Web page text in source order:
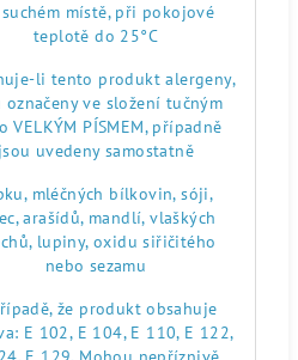
suchém místě, při pokojové
teplotě do 25°C
li tento produkt alergeny,
označeny ve složení tučným
VELKÝM PÍSMEM, případně
jsou uvedeny samostatně
mléčných bílkovin, sóji,
arašídů, mandlí, vlaškých
lupiny, oxidu siřičitého
nebo sezamu
že produkt obsahuje
E 102, E 104, E 110, E 122,